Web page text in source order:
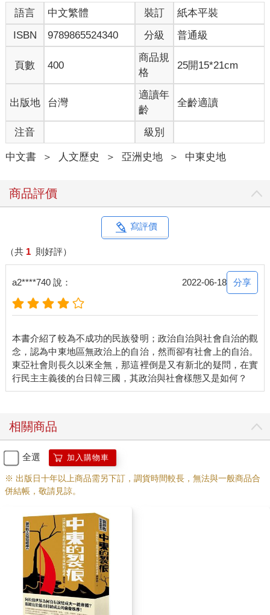
語言 中文繁體 裝訂
紙本平裝
ISBN
9789865524340 分級 普通級
頁數 400
商品規
格
25開15*21cm
出版地 台灣
適讀年
齡
全齡適讀
注音 級別
中文書 ＞ 人文歷史 ＞ 亞洲史地 ＞ 中東史地
商品評價
寫評價
（共 1 則好評）
a2****740 說： 2022-06-18 分享
本書介紹了較為不成功的民族發明；政治自治與社會自治的觀
念，認為中東地區無政治上的自治，然而卻有社會上的自治。
東亞社會則長久以來全無，那這裡倒是又有新北的疑問，在實
相關商品
全選 加入購物車
※ 出版日十年以上商品需另下訂，調貨時間較長，無法與一般商品合
併結帳，敬請見諒。